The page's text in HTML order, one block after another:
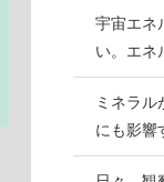
宇宙エネ
い。エネ
ミネラル
にも影響